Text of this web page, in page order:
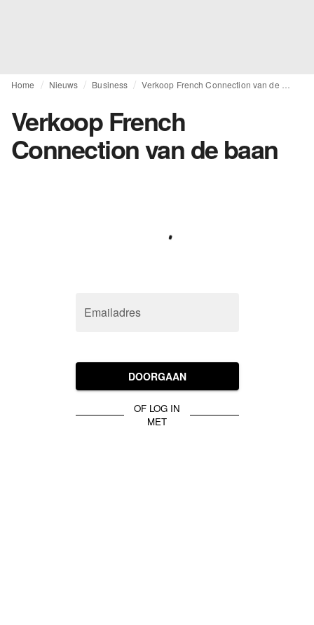
Home Nieuws Business
Verkoop French
Connection van de baan
Emailadres
DOORGAAN
OF LOG IN
MET